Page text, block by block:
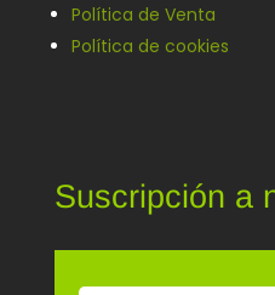
Política de Venta
Política de cookies
Suscripción a